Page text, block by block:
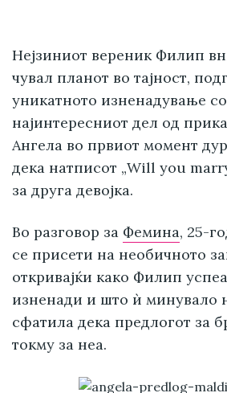
Нејзиниот вереник Филип
чувал планот во тајност,
уникатното изненадување
најинтересниот дел од
Ангела во првиот момент
дека натписот „Will you
за друга девојка.
Во разговор за Фемина, 25-
се присети на необичното
откривајќи како Филип
изненади и што ѝ минувало
сфатила дека предлогот за
токму за неа.